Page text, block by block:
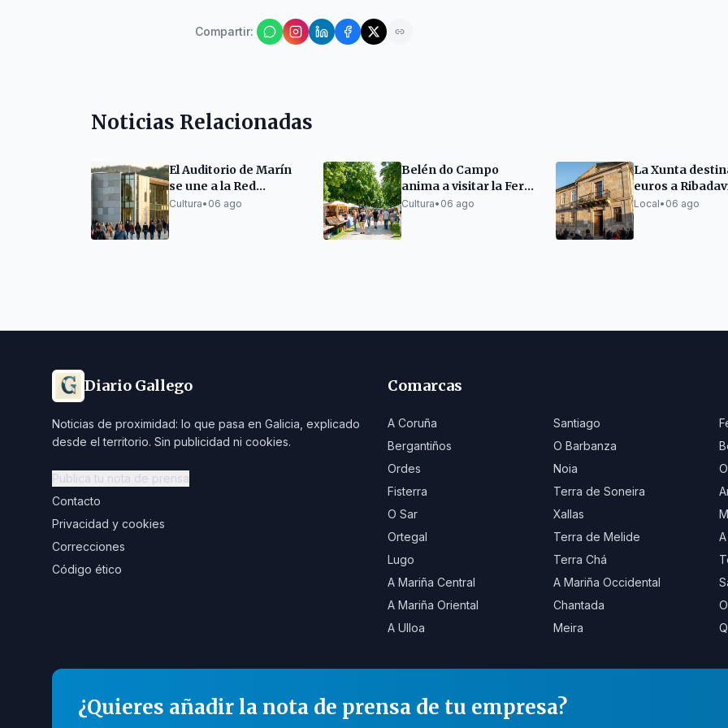
Compartir:
Noticias Relacionadas
El Auditorio de Marín
se une a la Red
Gallega de Teatros y
Cultura• 06 ago
Belén do Campo
anima a visitar la Feria
del Libro de A Coruña
Cultura• 06 ago
La Xunta
euros a
promover el
Local• 06 ago
Diario Gallego
Noticias de proximidad: lo que pasa en Galicia, explicado
desde el territorio. Sin publicidad ni cookies.
Publica tu nota de prensa
Contacto
Privacidad y cookies
Correcciones
Código ético
Comarcas
A Coruña Santiago
Bergantiños
O Barbanza
Ordes
Noia
Fisterra
Terra de Soneira
O Sar
Xallas
Ortegal
Terra de Melide
Lugo
Terra Chá
A Mariña Central
A Mariña Occidental
A Mariña Oriental
Chantada
A Ulloa
Meira
¿Quieres añadir la nota de prensa de tu empresa?